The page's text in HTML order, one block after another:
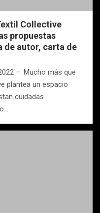
Collective
propuestas
autor, carta de
–. Mucho más que
plantea un espacio
cuidadas